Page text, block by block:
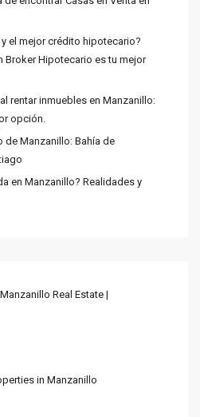
el mejor crédito hipotecario?
Broker Hipotecario es tu mejor
rentar inmuebles en Manzanillo:
opción.
de Manzanillo: Bahía de
en Manzanillo? Realidades y
Real Estate |
in Manzanillo